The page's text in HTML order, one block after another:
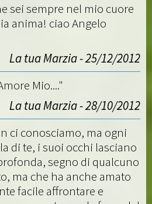
sei sempre nel mio cuore
anima! ciao Angelo
La tua Marzia - 25/12/2012
Mio...."
La tua Marzia - 28/10/2012
ci conosciamo, ma ogni
di te, i suoi occhi lasciano
segno di qualcuno
ma che ha anche amato
facile affrontare e